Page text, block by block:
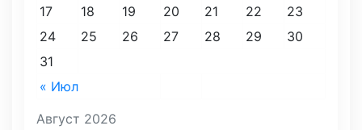
Август 2026
« Июл
17
18 19 20 21 22
23
24
25 26 27 28 29
30
31